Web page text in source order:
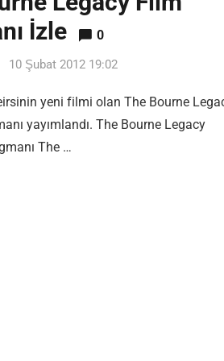
İzle
0
10 Şubat 2012 19:02
yeni filmi olan The Bourne
yayımlandı. The Bourne Legacy
The …